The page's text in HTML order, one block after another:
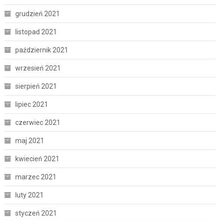
grudzień 2021
listopad 2021
październik 2021
wrzesień 2021
sierpień 2021
lipiec 2021
czerwiec 2021
maj 2021
kwiecień 2021
marzec 2021
luty 2021
styczeń 2021